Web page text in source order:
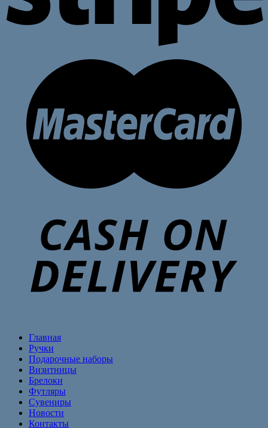
Главная
Ручки
Подарочные наборы
Визитницы
Брелоки
Футляры
Сувениры
Новости
Контакты